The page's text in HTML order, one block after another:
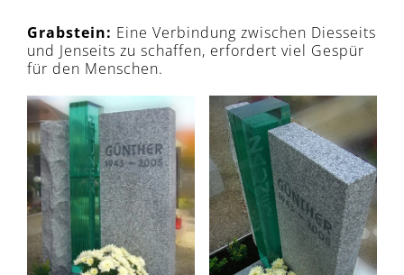
Grabstein: Eine Verbindung zwischen Diesseits
und Jenseits zu schaffen, erfordert viel Gespür
für den Menschen.